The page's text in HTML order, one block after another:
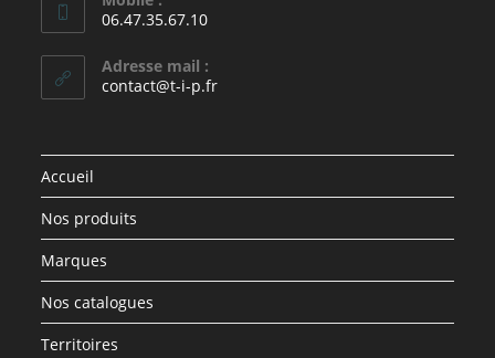
06.47.35.67.10
Adresse mail :
contact@t-i-p.fr
Accueil
Nos produits
Marques
Nos catalogues
Territoires